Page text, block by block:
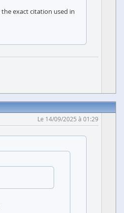
exact citation used in
Le 14/09/2025 à 01:29